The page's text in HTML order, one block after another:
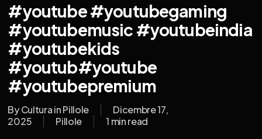
#youtube #youtubegaming
#youtubemusic #youtubeindia
#youtubekids
#youtub#youtube
#youtubepremium
ByCultura in Pillole
Dicembre 17,
2025
Pillole 1 min read